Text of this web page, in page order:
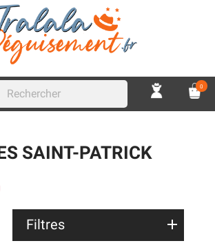
0
SAINT-PATRICK
Filtres